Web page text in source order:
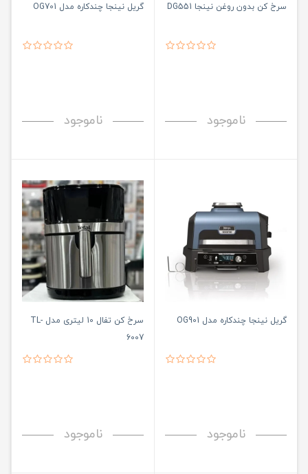
سرخ کن بدون روغن نینجا DG551
ناموجود
گریل نینجا چندکاره مدل OG701
ناموجود
گریل نینجا چندکاره مدل OG901
ناموجود
سرخ کن تفال 10 لیتری مدل TL-
6007
ناموجود